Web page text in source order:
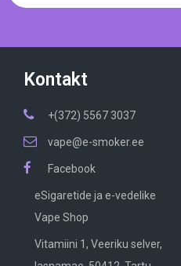
Kontakt
+(372) 5567 3037
vape@e-smoker.ee
Facebook
eSigaretide ja e-vedelike
Vape Shop
Vitamiini 1, Veeriku selver,